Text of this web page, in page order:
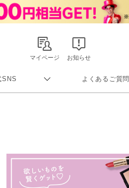
お知らせ
マイページ
SNS よくあるご質問